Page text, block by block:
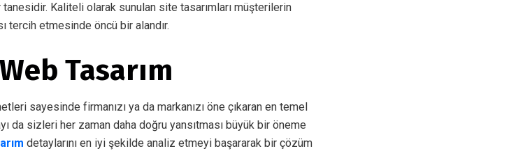
Kaliteli olarak sunulan site tasarımları müşterilerin
tercih etmesinde öncü bir alandır.
Tasarım
sayesinde firmanızı ya da markanızı öne çıkaran en temel
da sizleri her zaman daha doğru yansıtması büyük bir öneme
detaylarını en iyi şekilde analiz etmeyi başararak bir çözüm